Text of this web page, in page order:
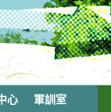
心 軍訓室